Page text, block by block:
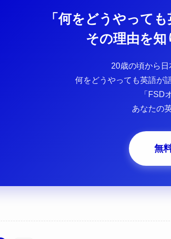
「何をどうやって
その理由を
20歳の頃から
何をどうやっても英語が
「FSD
あなたの
無